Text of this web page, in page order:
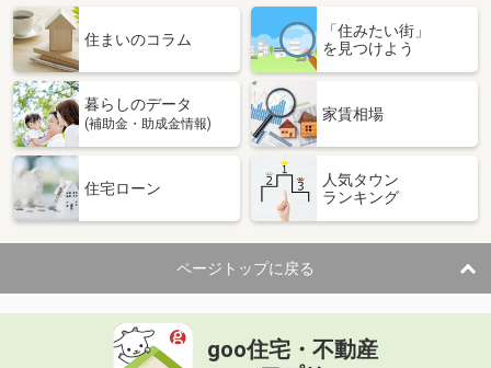
価 格
7.75万円
岐阜県土岐市泉町大富
専有面積 58.6m²
間取り
岐阜県土岐市肥田浅野矢落町２
住 所
岐阜県土岐市肥田浅野矢落町２
専有面積 35m²
間取り
1K
岐阜県関市倉知
住まいのコラム
「住みたい街」
を見つけよう
暮らしのデータ
(補助金・助成金情報)
家賃相場
住宅ローン
人気タウン
ランキング
ページトップに戻る
goo住宅・不動産